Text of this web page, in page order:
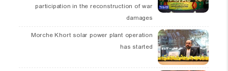
participation in the reconstruction of war
damages
Morche Khort solar power plant operation
has started